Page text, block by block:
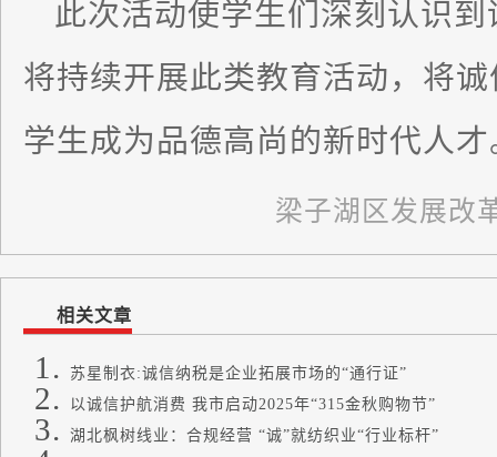
此次活动使学生们深刻认识
将持续开展此类教育活动，将
学生成为品德高尚的新时代人才
梁子湖区发展改
相关文章
苏星制衣:诚信纳税是企业拓展市场的“通行证”
以诚信护航消费 我市启动2025年“315金秋购物节”
湖北枫树线业：合规经营 “诚”就纺织业“行业标杆”